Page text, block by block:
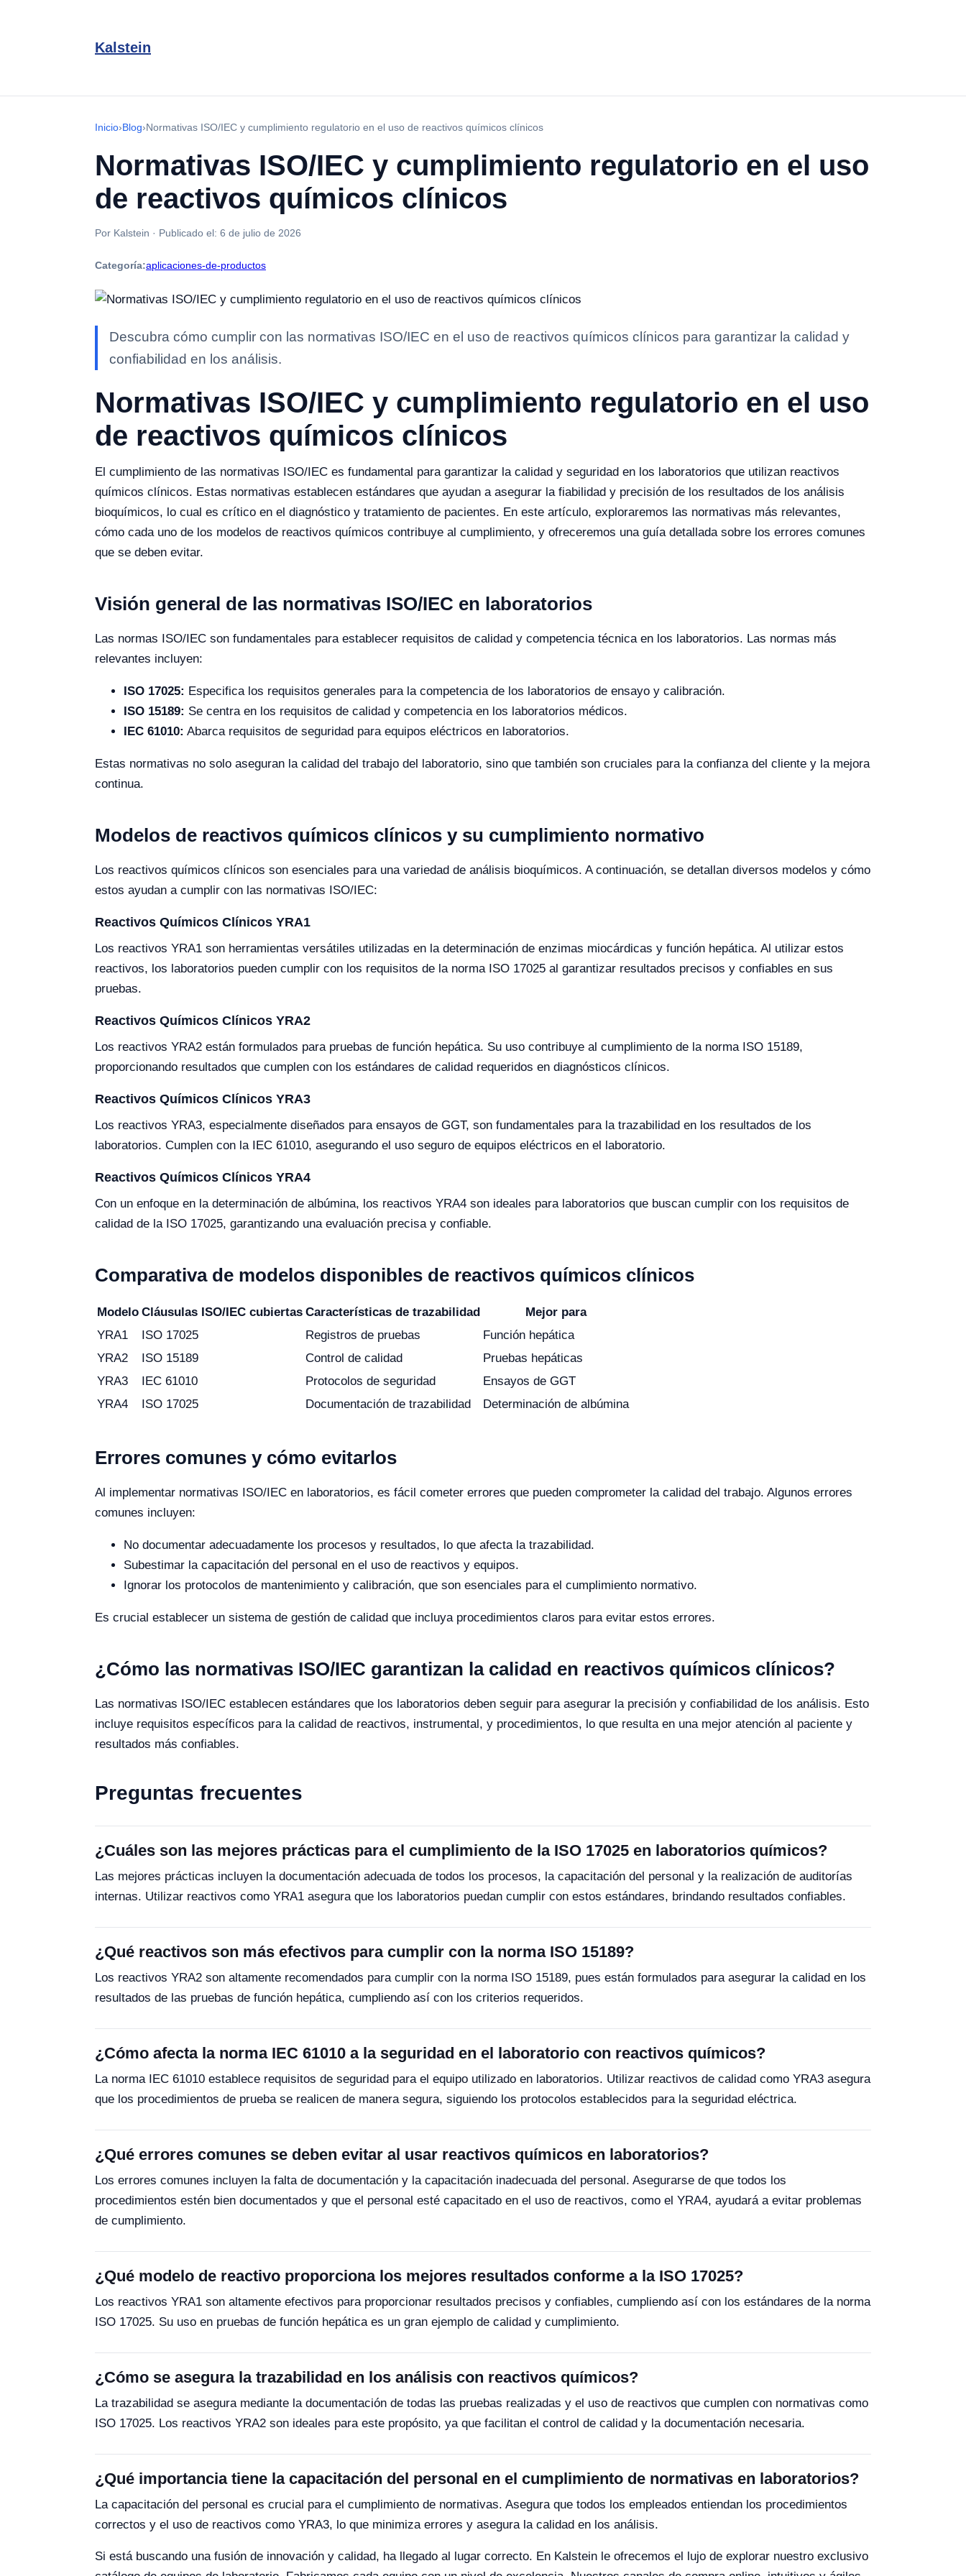
Kalstein
Inicio›Blog›Normativas ISO/IEC y cumplimiento regulatorio en el uso de reactivos químicos clínicos
Normativas ISO/IEC y cumplimiento regulatorio en el uso
de reactivos químicos clínicos
Por Kalstein · Publicado el: 6 de julio de 2026
Categoría:aplicaciones-de-productos
Descubra cómo cumplir con las normativas ISO/IEC en el uso de reactivos químicos clínicos para garantizar la calidad y
confiabilidad en los análisis.
Normativas ISO/IEC y cumplimiento regulatorio en el uso
de reactivos químicos clínicos
El cumplimiento de las normativas ISO/IEC es fundamental para garantizar la calidad y seguridad en los laboratorios que utilizan reactivos
químicos clínicos. Estas normativas establecen estándares que ayudan a asegurar la fiabilidad y precisión de los resultados de los análisis
bioquímicos, lo cual es crítico en el diagnóstico y tratamiento de pacientes. En este artículo, exploraremos las normativas más relevantes,
cómo cada uno de los modelos de reactivos químicos contribuye al cumplimiento, y ofreceremos una guía detallada sobre los errores comunes
que se deben evitar.
Visión general de las normativas ISO/IEC en laboratorios
Las normas ISO/IEC son fundamentales para establecer requisitos de calidad y competencia técnica en los laboratorios. Las normas más
relevantes incluyen:
ISO 17025: Especifica los requisitos generales para la competencia de los laboratorios de ensayo y calibración.
ISO 15189: Se centra en los requisitos de calidad y competencia en los laboratorios médicos.
IEC 61010: Abarca requisitos de seguridad para equipos eléctricos en laboratorios.
Estas normativas no solo aseguran la calidad del trabajo del laboratorio, sino que también son cruciales para la confianza del cliente y la mejora
continua.
Modelos de reactivos químicos clínicos y su cumplimiento normativo
Los reactivos químicos clínicos son esenciales para una variedad de análisis bioquímicos. A continuación, se detallan diversos modelos y cómo
estos ayudan a cumplir con las normativas ISO/IEC:
Reactivos Químicos Clínicos YRA1
Los reactivos YRA1 son herramientas versátiles utilizadas en la determinación de enzimas miocárdicas y función hepática. Al utilizar estos
reactivos, los laboratorios pueden cumplir con los requisitos de la norma ISO 17025 al garantizar resultados precisos y confiables en sus
pruebas.
Reactivos Químicos Clínicos YRA2
Los reactivos YRA2 están formulados para pruebas de función hepática. Su uso contribuye al cumplimiento de la norma ISO 15189,
proporcionando resultados que cumplen con los estándares de calidad requeridos en diagnósticos clínicos.
Reactivos Químicos Clínicos YRA3
Los reactivos YRA3, especialmente diseñados para ensayos de GGT, son fundamentales para la trazabilidad en los resultados de los
laboratorios. Cumplen con la IEC 61010, asegurando el uso seguro de equipos eléctricos en el laboratorio.
Reactivos Químicos Clínicos YRA4
Con un enfoque en la determinación de albúmina, los reactivos YRA4 son ideales para laboratorios que buscan cumplir con los requisitos de
calidad de la ISO 17025, garantizando una evaluación precisa y confiable.
Comparativa de modelos disponibles de reactivos químicos clínicos
Modelo Cláusulas ISO/IEC cubiertas Características de trazabilidad
Mejor para
YRA1
ISO 17025 Registros de pruebas
Función hepática
YRA2
ISO 15189 Control de calidad
Pruebas hepáticas
YRA3
IEC 61010 Protocolos de seguridad
Ensayos de GGT
YRA4
ISO 17025 Documentación de trazabilidad Determinación de albúmina
Errores comunes y cómo evitarlos
Al implementar normativas ISO/IEC en laboratorios, es fácil cometer errores que pueden comprometer la calidad del trabajo. Algunos errores
comunes incluyen:
No documentar adecuadamente los procesos y resultados, lo que afecta la trazabilidad.
Subestimar la capacitación del personal en el uso de reactivos y equipos.
Ignorar los protocolos de mantenimiento y calibración, que son esenciales para el cumplimiento normativo.
Es crucial establecer un sistema de gestión de calidad que incluya procedimientos claros para evitar estos errores.
¿Cómo las normativas ISO/IEC garantizan la calidad en reactivos químicos clínicos?
Las normativas ISO/IEC establecen estándares que los laboratorios deben seguir para asegurar la precisión y confiabilidad de los análisis. Esto
incluye requisitos específicos para la calidad de reactivos, instrumental, y procedimientos, lo que resulta en una mejor atención al paciente y
resultados más confiables.
Preguntas frecuentes
¿Cuáles son las mejores prácticas para el cumplimiento de la ISO 17025 en laboratorios químicos?
Las mejores prácticas incluyen la documentación adecuada de todos los procesos, la capacitación del personal y la realización de auditorías
internas. Utilizar reactivos como YRA1 asegura que los laboratorios puedan cumplir con estos estándares, brindando resultados confiables.
¿Qué reactivos son más efectivos para cumplir con la norma ISO 15189?
Los reactivos YRA2 son altamente recomendados para cumplir con la norma ISO 15189, pues están formulados para asegurar la calidad en los
resultados de las pruebas de función hepática, cumpliendo así con los criterios requeridos.
¿Cómo afecta la norma IEC 61010 a la seguridad en el laboratorio con reactivos químicos?
La norma IEC 61010 establece requisitos de seguridad para el equipo utilizado en laboratorios. Utilizar reactivos de calidad como YRA3 asegura
que los procedimientos de prueba se realicen de manera segura, siguiendo los protocolos establecidos para la seguridad eléctrica.
¿Qué errores comunes se deben evitar al usar reactivos químicos en laboratorios?
Los errores comunes incluyen la falta de documentación y la capacitación inadecuada del personal. Asegurarse de que todos los
procedimientos estén bien documentados y que el personal esté capacitado en el uso de reactivos, como el YRA4, ayudará a evitar problemas
de cumplimiento.
¿Qué modelo de reactivo proporciona los mejores resultados conforme a la ISO 17025?
Los reactivos YRA1 son altamente efectivos para proporcionar resultados precisos y confiables, cumpliendo así con los estándares de la norma
ISO 17025. Su uso en pruebas de función hepática es un gran ejemplo de calidad y cumplimiento.
¿Cómo se asegura la trazabilidad en los análisis con reactivos químicos?
La trazabilidad se asegura mediante la documentación de todas las pruebas realizadas y el uso de reactivos que cumplen con normativas como
ISO 17025. Los reactivos YRA2 son ideales para este propósito, ya que facilitan el control de calidad y la documentación necesaria.
¿Qué importancia tiene la capacitación del personal en el cumplimiento de normativas en laboratorios?
La capacitación del personal es crucial para el cumplimiento de normativas. Asegura que todos los empleados entiendan los procedimientos
correctos y el uso de reactivos como YRA3, lo que minimiza errores y asegura la calidad en los análisis.
Si está buscando una fusión de innovación y calidad, ha llegado al lugar correcto. En Kalstein le ofrecemos el lujo de explorar nuestro exclusivo